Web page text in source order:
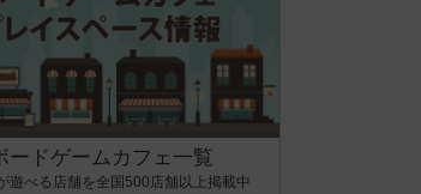
ードゲームカフェ一覧
遊べる店舗を全国500店舗以上掲載中